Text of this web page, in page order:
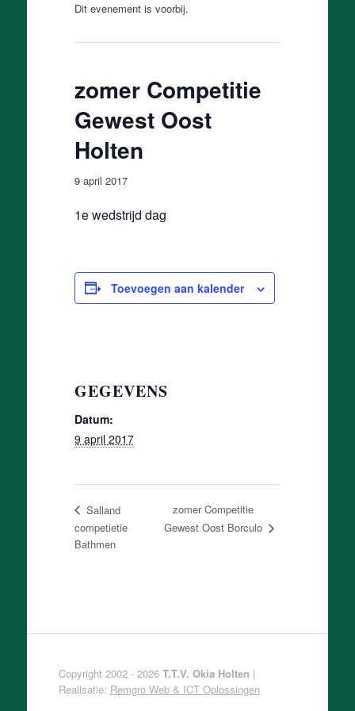
Dit evenement is voorbij.
zomer Competitie
Gewest Oost
Holten
9 april 2017
1e wedstrijd dag
Toevoegen aan kalender
GEGEVENS
Datum:
9 april 2017
Salland
competietie
Bathmen
zomer Competitie
Gewest Oost Borculo
Copyright 2002 - 2026 T.T.V. Okia Holten |
Realisatie: Remgro Web & ICT Oplossingen